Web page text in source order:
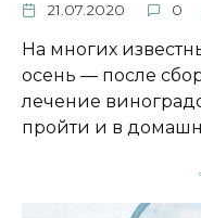
21.07.2020 0
На многих
осень — после
лечение
пройти и в